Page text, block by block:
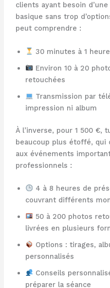
clients ayant besoin
basique sans trop
peut comprendre :
30 minutes à 1
Environ 10 à 20
retouchées
Transmission par
impression ni album
À l’inverse, pour 1 500 €,
beaucoup plus étoffé, qui
aux événements
professionnels :
4 à 8 heures de
couvrant différents
50 à 200 photos
livrées en plusieurs
Options : tirages,
personnalisés
Conseils
préparer la séance